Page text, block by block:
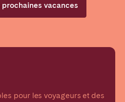
prochaines vacances
pour les voyageurs et des